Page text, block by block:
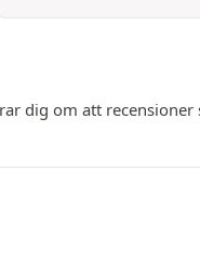
dig om att